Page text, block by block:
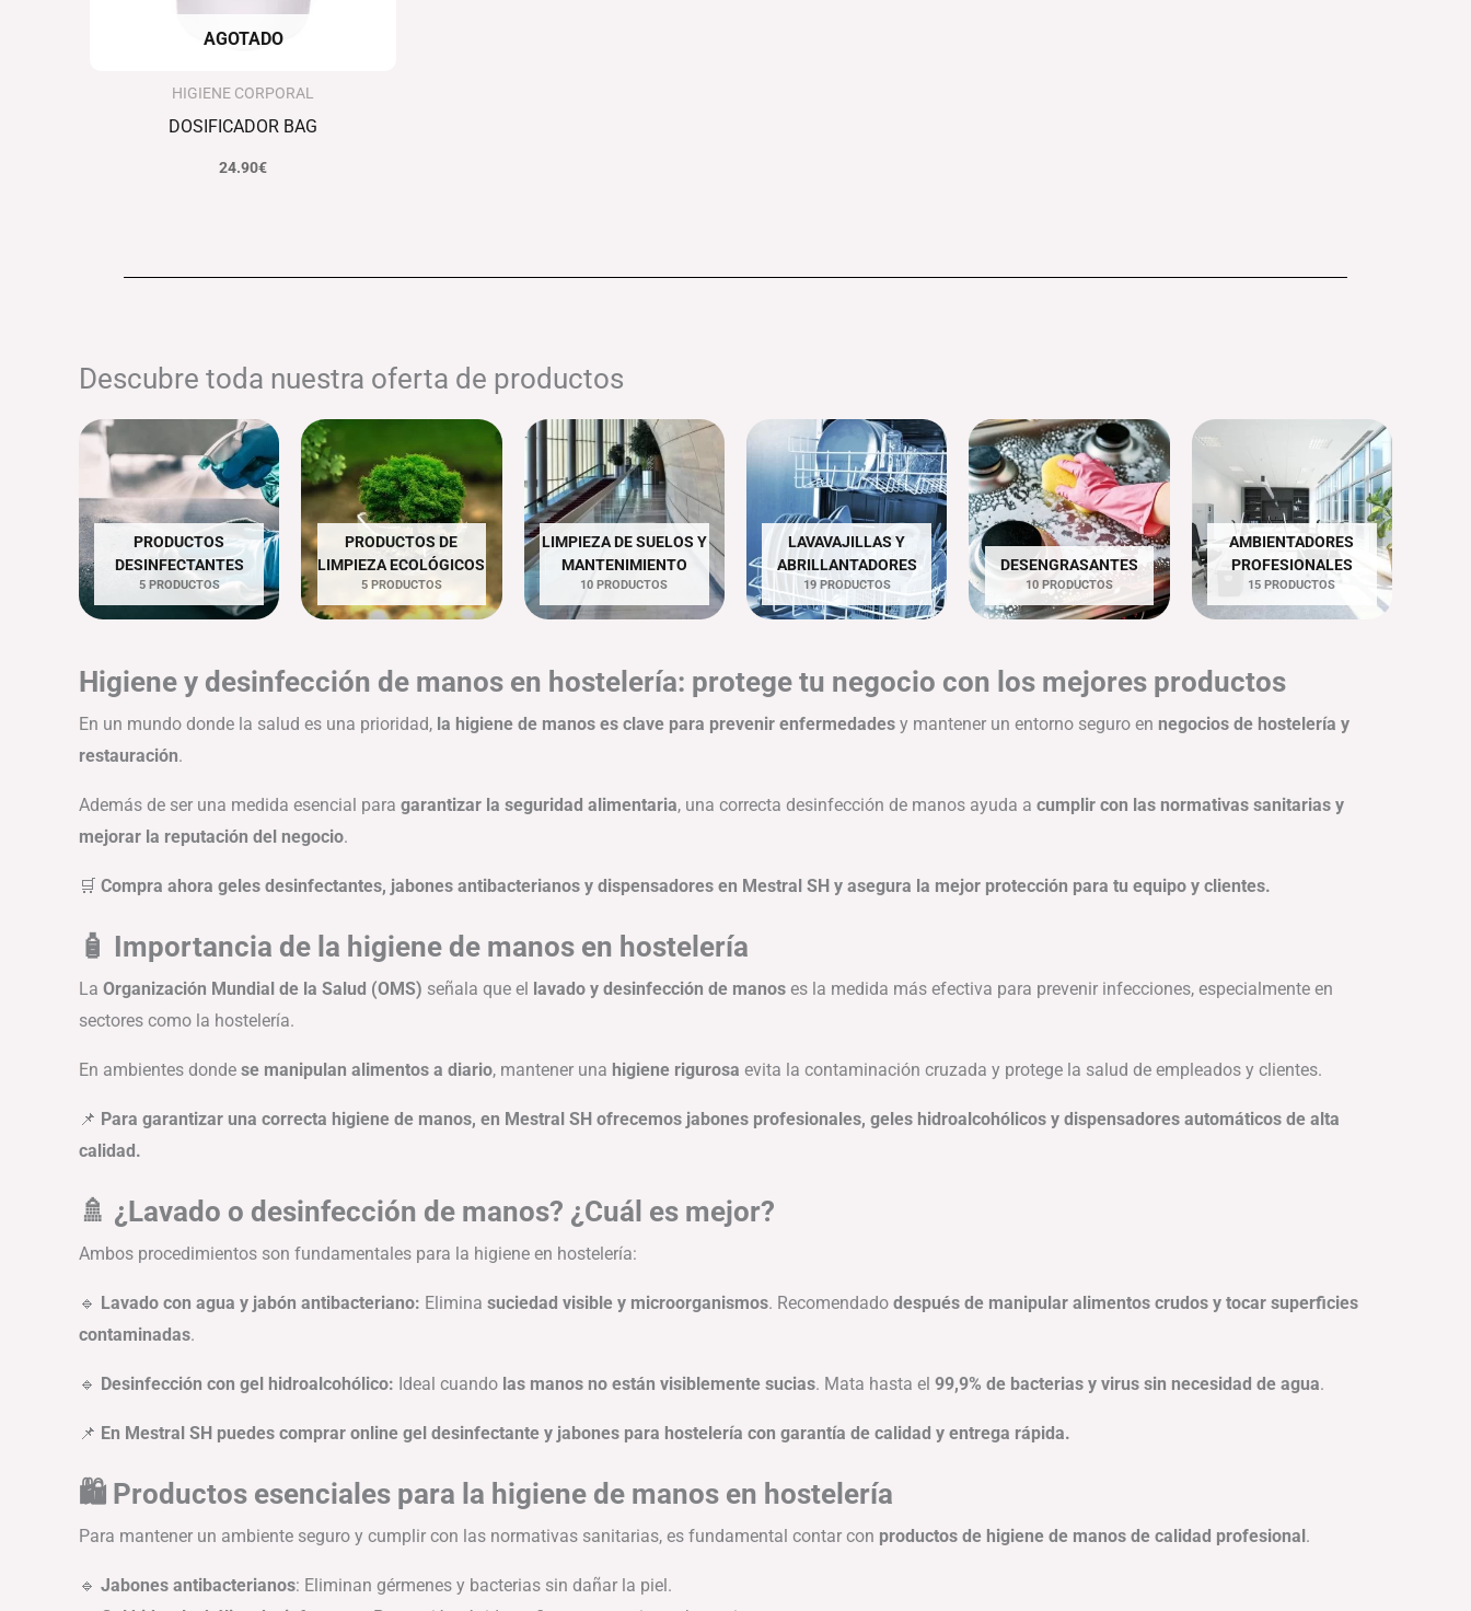
AGOTADO
HIGIENE CORPORAL
DOSIFICADOR BAG
24.90€
Descubre toda nuestra oferta de productos
PRODUCTOS
DESINFECTANTES
5 PRODUCTOS
PRODUCTOS DE
LIMPIEZA ECOLÓGICOS
5 PRODUCTOS
LIMPIEZA DE SUELOS Y
MANTENIMIENTO
10 PRODUCTOS
LAVAVAJILLAS Y
ABRILLANTADORES
19 PRODUCTOS
DESENGRASANTES
10 PRODUCTOS
AMBIENTADORES
PROFESIONALES
15 PRODUCTOS
Higiene y desinfección de manos en hostelería: protege tu negocio con los mejores productos
En un mundo donde la salud es una prioridad, la higiene de manos es clave para prevenir enfermedades y mantener un entorno seguro en negocios de hostelería y
restauración.
Además de ser una medida esencial para garantizar la seguridad alimentaria, una correcta desinfección de manos ayuda a cumplir con las normativas sanitarias y
mejorar la reputación del negocio.
🛒 Compra ahora geles desinfectantes, jabones antibacterianos y dispensadores en Mestral SH y asegura la mejor protección para tu equipo y clientes.
🧴 Importancia de la higiene de manos en hostelería
La Organización Mundial de la Salud (OMS) señala que el lavado y desinfección de manos es la medida más efectiva para prevenir infecciones, especialmente en
sectores como la hostelería.
En ambientes donde se manipulan alimentos a diario, mantener una higiene rigurosa evita la contaminación cruzada y protege la salud de empleados y clientes.
📌 Para garantizar una correcta higiene de manos, en Mestral SH ofrecemos jabones profesionales, geles hidroalcohólicos y dispensadores automáticos de alta
calidad.
🚿 ¿Lavado o desinfección de manos? ¿Cuál es mejor?
Ambos procedimientos son fundamentales para la higiene en hostelería:
🔹 Lavado con agua y jabón antibacteriano: Elimina suciedad visible y microorganismos. Recomendado después de manipular alimentos crudos y tocar superficies
contaminadas.
🔹 Desinfección con gel hidroalcohólico: Ideal cuando las manos no están visiblemente sucias. Mata hasta el 99,9% de bacterias y virus sin necesidad de agua.
📌 En Mestral SH puedes comprar online gel desinfectante y jabones para hostelería con garantía de calidad y entrega rápida.
🛍 Productos esenciales para la higiene de manos en hostelería
Para mantener un ambiente seguro y cumplir con las normativas sanitarias, es fundamental contar con productos de higiene de manos de calidad profesional .
🔹 Jabones antibacterianos: Eliminan gérmenes y bacterias sin dañar la piel.